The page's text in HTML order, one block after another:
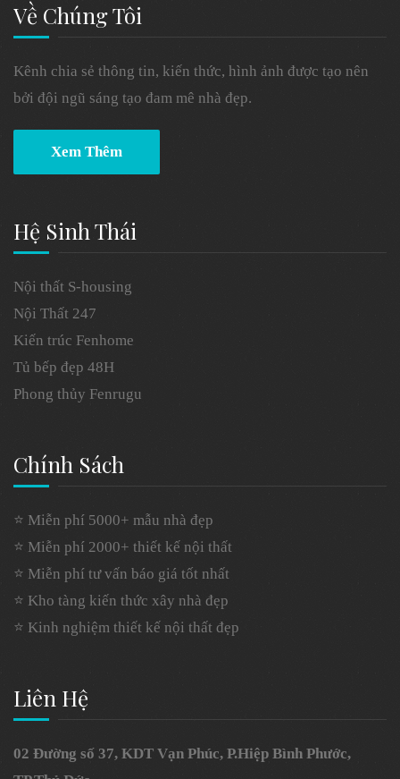
Về Chúng Tôi
Kênh chia sẻ thông tin, kiến thức, hình ảnh được tạo nên
bởi đội ngũ sáng tạo đam mê nhà đẹp.
Xem Thêm
Hệ Sinh Thái
Nội thất S-housing
Nội Thất 247
Kiến trúc Fenhome
Tủ bếp đẹp 48H
Phong thủy Fenrugu
Chính Sách
⭐ Miễn phí 5000+ mẫu nhà đẹp
⭐ Miễn phí 2000+ thiết kế nội thất
⭐ Miễn phí tư vấn báo giá tốt nhất
⭐ Kho tàng kiến thức xây nhà đẹp
⭐ Kinh nghiệm thiết kế nội thất đẹp
Liên Hệ
02 Đường số 37, KDT Vạn Phúc, P.Hiệp Bình Phước,